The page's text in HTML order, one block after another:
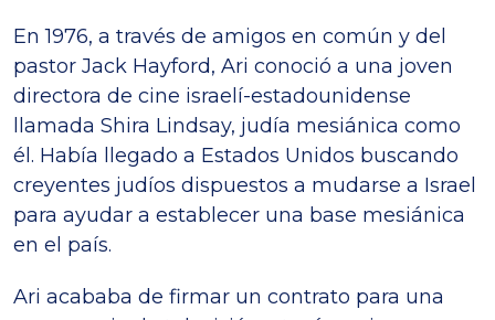
En 1976, a través de amigos en común y del
pastor Jack Hayford, Ari conoció a una joven
directora de cine israelí-estadounidense
llamada Shira Lindsay, judía mesiánica como
él. Había llegado a Estados Unidos buscando
creyentes judíos dispuestos a mudarse a Israel
para ayudar a establecer una base mesiánica
en el país.
Ari acababa de firmar un contrato para una